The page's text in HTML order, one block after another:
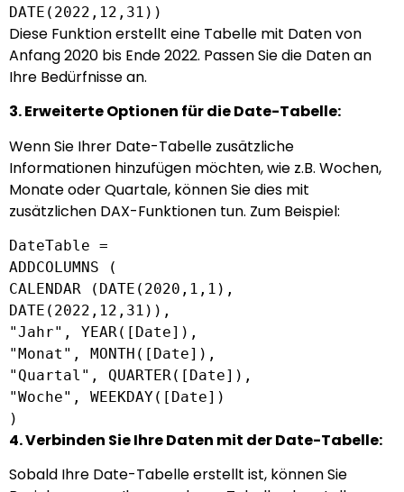
DATE ( 2022 , 12 , 31 ))
Diese Funktion erstellt eine Tabelle mit Daten von
Anfang 2020 bis Ende 2022. Passen Sie die Daten an
Ihre Bedürfnisse an.
3. Erweiterte Optionen für die Date-Tabelle:
Wenn Sie Ihrer Date-Tabelle zusätzliche
Informationen hinzufügen möchten, wie z.B. Wochen,
Monate oder Quartale, können Sie dies mit
zusätzlichen DAX-Funktionen tun. Zum Beispiel:
DateTable =
ADDCOLUMNS (
CALENDAR ( DATE ( 2020 , 1 , 1 ),
DATE ( 2022 , 12 , 31 )),
"Jahr", YEAR([ Date]),
"Monat", MONTH ([ Date]),
"Quartal", QUARTER([ Date]),
"Woche", WEEKDAY([ Date])
)
4. Verbinden Sie Ihre Daten mit der Date-Tabelle:
Sobald Ihre Date-Tabelle erstellt ist, können Sie